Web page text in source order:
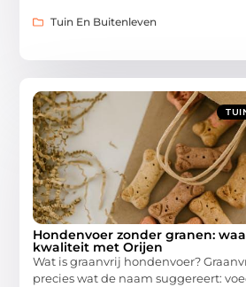
Tuin En Buitenleven
Hondenvoer zonder granen:
kwaliteit met Orijen
Wat is graanvrij hondenvoer?
precies wat de naam suggereert: